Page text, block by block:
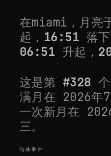
在miami ，月亮
起， 16:51 落
06:51 升起，
这是第 #328
满月在 2026年
一次新月在
三。
特殊事件
特殊事件